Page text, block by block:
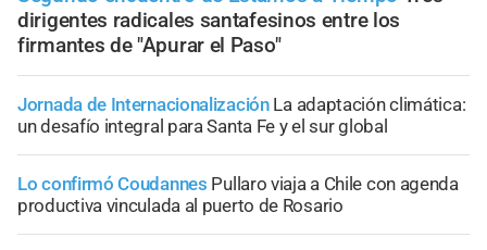
dirigentes radicales santafesinos entre los
firmantes de "Apurar el Paso"
Jornada de Internacionalización La adaptación climática:
un desafío integral para Santa Fe y el sur global
Lo confirmó Coudannes Pullaro viaja a Chile con agenda
productiva vinculada al puerto de Rosario